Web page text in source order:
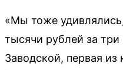
«Мы тоже
тысячи рублей за три
Заводской, первая